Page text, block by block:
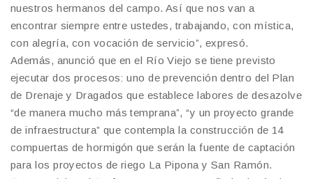
nuestros hermanos del campo. Así que nos van a
encontrar siempre entre ustedes, trabajando, con mística,
con alegría, con vocación de servicio”, expresó.
Además, anunció que en el Río Viejo se tiene previsto
ejecutar dos procesos: uno de prevención dentro del Plan
de Drenaje y Dragados que establece labores de desazolve
“de manera mucho más temprana”, “y un proyecto grande
de infraestructura” que contempla la construcción de 14
compuertas de hormigón que serán la fuente de captación
para los proyectos de riego La Pipona y San Ramón.